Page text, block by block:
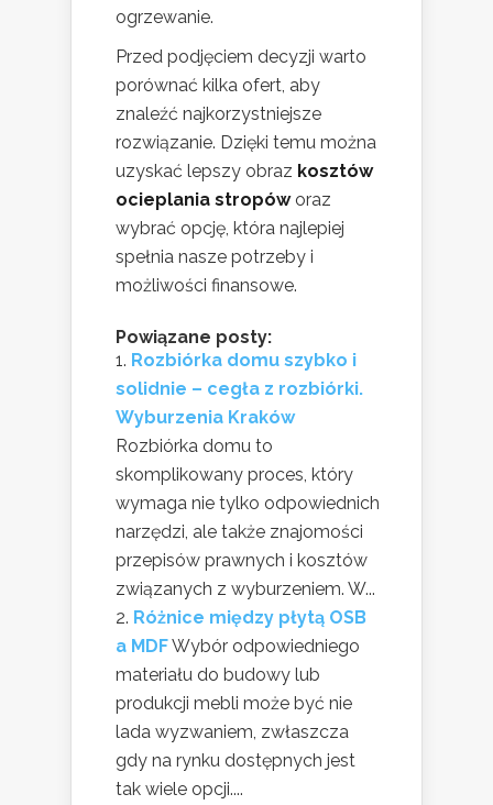
ogrzewanie.
Przed podjęciem decyzji warto
porównać kilka ofert, aby
znaleźć najkorzystniejsze
rozwiązanie. Dzięki temu można
uzyskać lepszy obraz kosztów
ocieplania stropóworaz
wybrać opcję, która najlepiej
spełnia nasze potrzeby i
możliwości finansowe.
Powiązane posty:
Rozbiórka domu szybko i
solidnie – cegła z rozbiórki.
Wyburzenia Kraków
Rozbiórka domu to
skomplikowany proces, który
wymaga nie tylko odpowiednich
narzędzi, ale także znajomości
przepisów prawnych i kosztów
związanych z wyburzeniem. W...
Różnice między płytą OSB
a MDFWybór odpowiedniego
materiału do budowy lub
produkcji mebli może być nie
lada wyzwaniem, zwłaszcza
gdy na rynku dostępnych jest
tak wiele opcji....